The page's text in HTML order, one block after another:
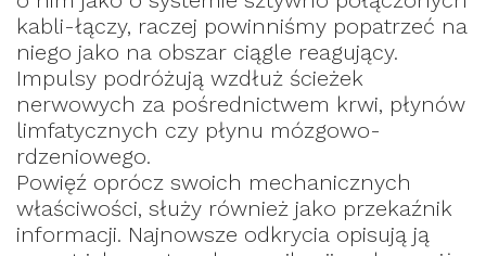
kabli-łączy, raczej powinniśmy popatrzeć na
niego jako na obszar ciągle reagujący.
Impulsy podróżują wzdłuż ścieżek
nerwowych za pośrednictwem krwi, płynów
limfatycznych czy płynu mózgowo-
rdzeniowego.
Powięź oprócz swoich mechanicznych
właściwości, służy również jako przekaźnik
informacji. Najnowsze odkrycia opisują ją